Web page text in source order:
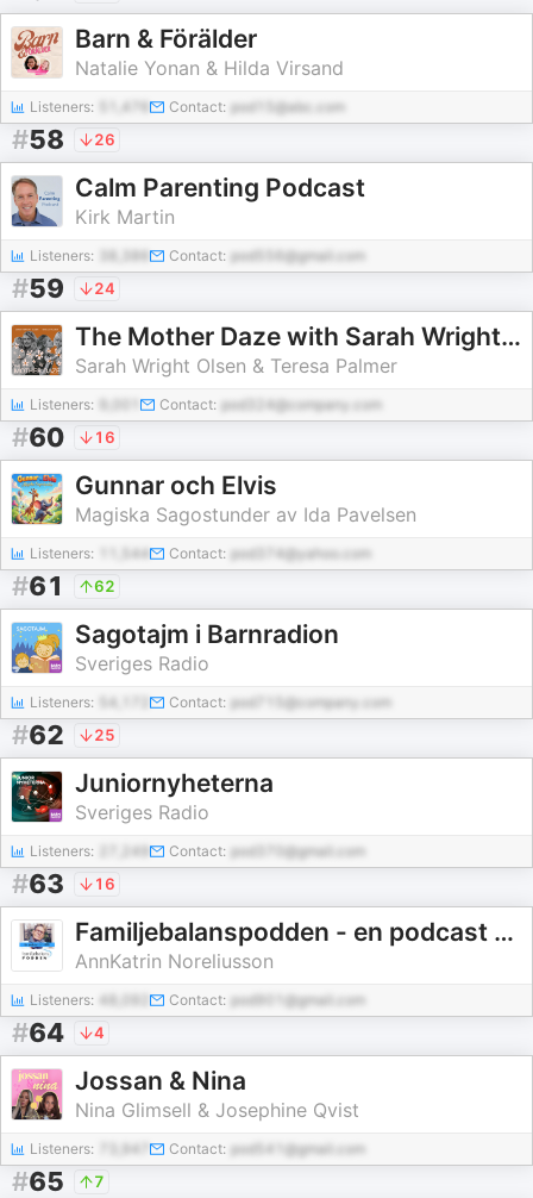
Barn & Förälder
Natalie Yonan & Hilda Virsand
Listeners: 51,476 Contact: pod15@abc.com
#58 26
Calm Parenting Podcast
Kirk Martin
Listeners: Contact: pod556@gmail.com
#59 24
The Mother Daze with Sarah Wright Olsen & Teresa Palmer
Sarah Wright Olsen & Teresa Palmer
Listeners: Contact: pod324@company.com
#60 16
Gunnar och Elvis
Magiska Sagostunder av Ida Pavelsen
Listeners: 11,544 Contact: pod374@yahoo.com
#61 62
Sagotajm i Barnradion
Sveriges Radio
Listeners: 54,172 Contact: pod715@company.com
#62 25
Juniornyheterna
Sveriges Radio
Listeners: 27,249 Contact: pod370@gmail.com
#63 16
Familjebalanspodden - en podcast om NPF
AnnKatrin Noreliusson
Listeners: 48,092 Contact: pod901@gmail.com
#64 4
Jossan & Nina
Nina Glimsell & Josephine Qvist
Listeners: 73,947 Contact: pod541@gmail.com
#65 7